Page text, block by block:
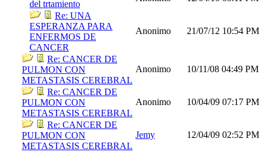
del trtamiento
Re: UNA
ESPERANZA PARA
ENFERMOS DE
CANCER
Anonimo 21/07/12 10:54 PM
Re: CANCER DE
PULMON CON
METASTASIS CEREBRAL
Anonimo 10/11/08 04:49 PM
Re: CANCER DE
PULMON CON
METASTASIS CEREBRAL
Anonimo 10/04/09 07:17 PM
Re: CANCER DE
PULMON CON
METASTASIS CEREBRAL
Jemy 12/04/09 02:52 PM